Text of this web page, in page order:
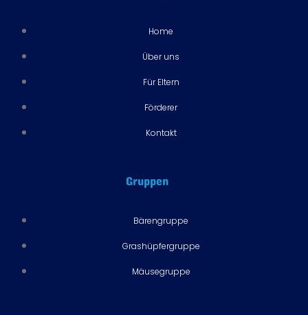
Home
Über uns
Für Eltern
Förderer
Kontakt
Gruppen
Bärengruppe
Grashüpfergruppe
Mäusegruppe